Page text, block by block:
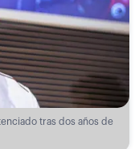
tras dos años de